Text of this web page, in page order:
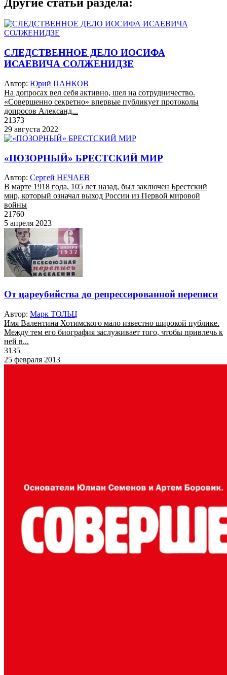
СЛЕДСТВЕННОЕ ДЕЛО ИОСИФА
ИСАЕВИЧА СОЛЖЕНИДЗЕ
Автор: Юрий ПАНКОВ
На допросах вел себя активно, шел на сотрудничество.
«Совершенно секретно» впервые публикует протоколы
допросов Александ...
21373
29 августа 2022
«ПОЗОРНЫЙ» БРЕСТСКИЙ МИР
Автор: Сергей НЕЧАЕВ
В марте 1918 года, 105 лет назад, был заключен Брестский
мир, который означал выход России из Первой мировой
войны
21760
5 апреля 2023
От цареубийства до репрессированной переписи
Автор: Марк ТОЛЬЦ
Имя Валентина Хотимского мало известно широкой публике.
Между тем его биография заслуживает того, чтобы привлечь к
ней в...
3135
25 февраля 2013